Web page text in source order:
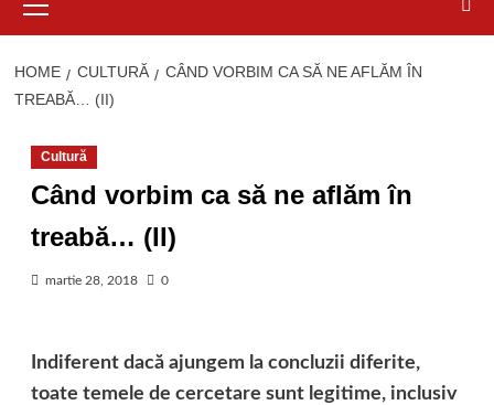
Menu
HOME CULTURĂ
CÂND VORBIM CA SĂ NE AFLĂM ÎN
TREABĂ… (II)
Cultură
Când vorbim ca să ne aflăm în
treabă… (II)
martie 28, 2018 0
Indiferent dacă ajungem la concluzii diferite,
toate temele de cercetare sunt legitime, inclusiv